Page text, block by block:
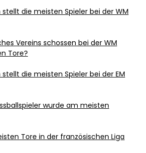
die meisten Spieler bei der WM
Vereins schossen bei der WM
Tore?
die meisten Spieler bei der EM
wurde am meisten
Tore in der französischen Liga